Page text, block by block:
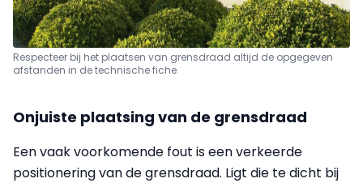
Respecteer bij het plaatsen van grensdraad altijd de opgegeven
afstanden in de technische fiche
Onjuiste plaatsing van de grensdraad
Een vaak voorkomende fout is een verkeerde
positionering van de grensdraad. Ligt die te dicht bij